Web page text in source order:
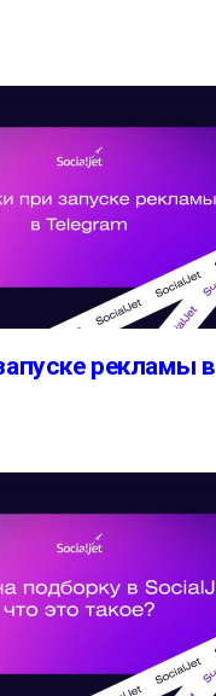
рекламы в